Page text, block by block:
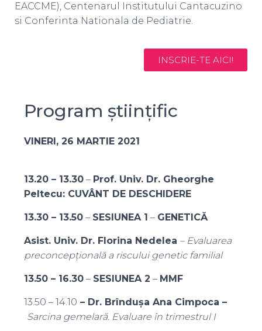
EACCME), Centenarul Institutului Cantacuzino
si Conferinta Nationala de Pediatrie.
INSCRIE-TE AICI!
Program științific
VINERI, 26 MARTIE 2021
13.20 – 13.30 – Prof. Univ. Dr. Gheorghe
Peltecu: CUVÂNT DE DESCHIDERE
13.30 – 13.50 – SESIUNEA 1 – GENETICĂ
Asist. Univ. Dr. Florina Nedelea – Evaluarea
preconcepțională a riscului genetic familial
13.50 – 16.30 – SESIUNEA 2 – MMF
13.50 – 14.10 – Dr. Brîndușa Ana Cimpoca –
Sarcina gemelară. Evaluare în trimestrul I